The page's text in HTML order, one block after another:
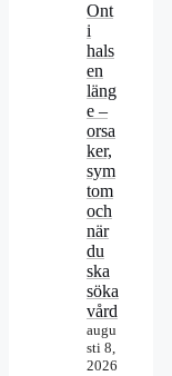
Ont
i
hals
en
läng
e –
orsa
ker,
sym
tom
och
när
du
ska
söka
vård
augu
sti 8,
2026